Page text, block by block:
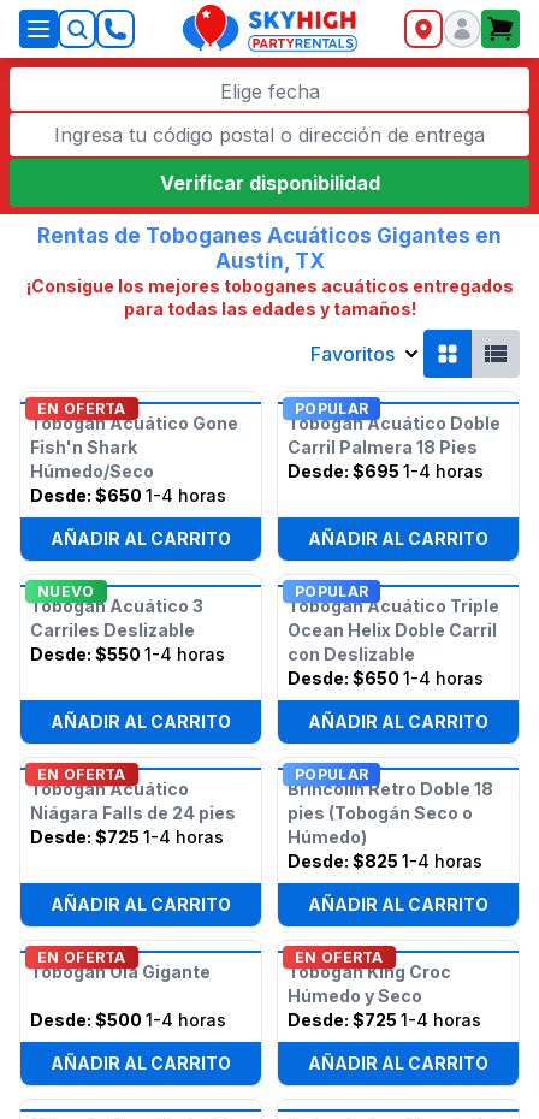
SkyHigh Logo
Elige fecha
Verificar disponibilidad
Rentas de Toboganes Acuáticos Gigantes en
Austin, TX
¡Consigue los mejores toboganes acuáticos entregados
para todas las edades y tamaños!
Favoritos
EN OFERTA
Tobogán Acuático Gone
Fish'n Shark
Húmedo/Seco
Desde: $650 1-4 horas
AÑADIR AL CARRITO
POPULAR
Tobogán Acuático Doble
Carril Palmera 18 Pies
Desde: $695 1-4 horas
AÑADIR AL CARRITO
NUEVO
Tobogán Acuático 3
Carriles Deslizable
Desde: $550 1-4 horas
AÑADIR AL CARRITO
POPULAR
Tobogán Acuático Triple
Ocean Helix Doble Carril
con Deslizable
Desde: $650 1-4 horas
AÑADIR AL CARRITO
EN OFERTA
Tobogán Acuático
Niágara Falls de 24 pies
Desde: $725 1-4 horas
AÑADIR AL CARRITO
POPULAR
Brincolín Retro Doble 18
pies (Tobogán Seco o
Húmedo)
Desde: $825 1-4 horas
AÑADIR AL CARRITO
EN OFERTA
Tobogán Ola Gigante
Desde: $500 1-4 horas
AÑADIR AL CARRITO
EN OFERTA
Tobogán King Croc
Húmedo y Seco
Desde: $725 1-4 horas
AÑADIR AL CARRITO